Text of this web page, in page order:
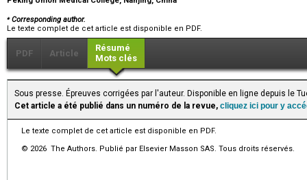
⁎Corresponding author.
Le texte complet de cet article est disponible en PDF.
PDF Article
Résumé
Mots clés
Sous presse. Épreuves corrigées par l'auteur. Disponible en ligne depuis le
Cet article a été publié dans un numéro de la revue, cliquez ici pour y
Le texte complet de cet article est disponible en PDF.
© 2026 The Authors. Publié par Elsevier Masson SAS. Tous droits réservés.